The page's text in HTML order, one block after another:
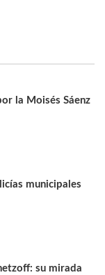
la Moisés Sáenz
municipales
su mirada